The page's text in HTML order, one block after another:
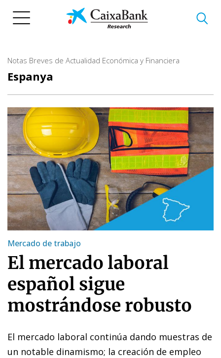
Notas Breves de Actualidad Económica y Financiera
Espanya
Mercado de trabajo
El mercado laboral
español sigue
mostrándose robusto
El mercado laboral continúa dando muestras de
un notable dinamismo; la creación de empleo